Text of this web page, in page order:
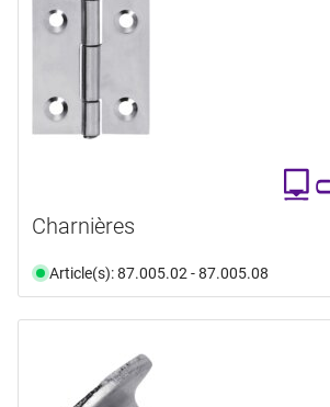
Charnières
Article(s): 87.005.02 - 87.005.08